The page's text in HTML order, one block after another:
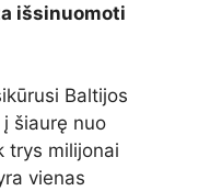
išsinuomoti
Baltijos
šiaurę nuo
trys milijonai
vienas